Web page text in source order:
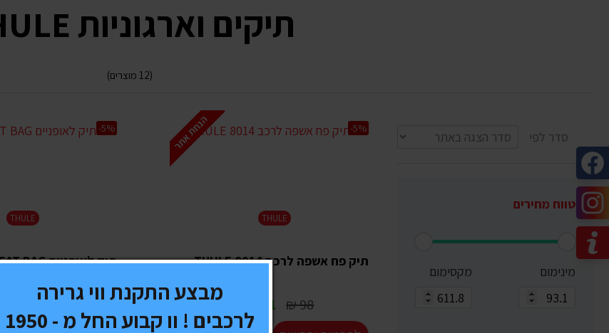
תיקים וארגוניות THULE
(12 מוצרים)
סדר לפי
טווח מחירים
מינימום מקסימום
הנחת אתר
THULE
תיק פח אשפה לרכב THULE 8014
98 ₪
93.1 ₪
-5%
THULE
תיק לאופניים THULE SEAT BAG
107 ₪
-5%
מבצע התקנת ווי גרירה
לרכבים ! וו קבוע החל מ - 1950